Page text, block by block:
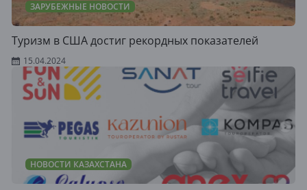
ЗАРУБЕЖНЫЕ НОВОСТИ
Туризм в США достиг рекордных показателей
15.04.2024
НОВОСТИ КАЗАХСТАНА